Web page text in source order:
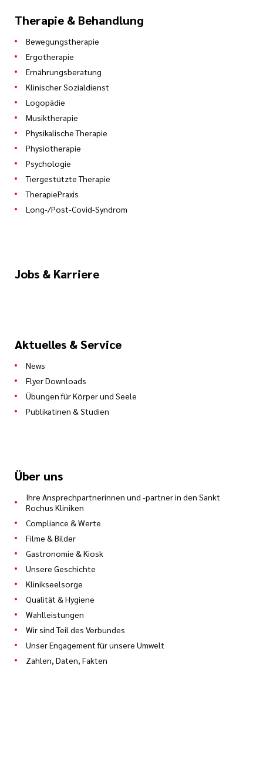
Therapie & Behandlung
Bewegungstherapie
Ergotherapie
Ernährungsberatung
Klinischer Sozialdienst
Logopädie
Musiktherapie
Physikalische Therapie
Physiotherapie
Psychologie
Tiergestützte Therapie
TherapiePraxis
Long-/Post-Covid-Syndrom
Jobs & Karriere
Aktuelles & Service
News
Flyer Downloads
Übungen für Körper und Seele
Publikatinen & Studien
Über uns
Ihre Ansprechpartnerinnen und -partner in den Sankt
Rochus Kliniken
Compliance & Werte
Filme & Bilder
Gastronomie & Kiosk
Unsere Geschichte
Klinikseelsorge
Qualität & Hygiene
Wahlleistungen
Wir sind Teil des Verbundes
Unser Engagement für unsere Umwelt
Zahlen, Daten, Fakten